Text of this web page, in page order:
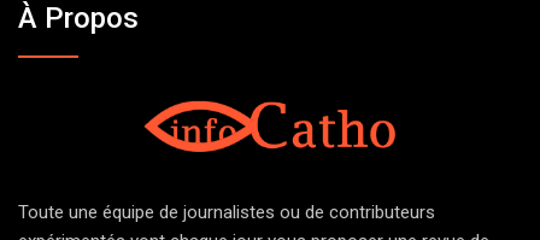
À Propos
Toute une équipe de journalistes ou de contributeurs